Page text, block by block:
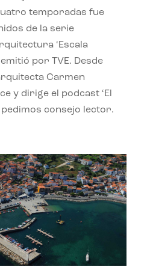
temporadas fue
de la serie
‘Escala
emitió por TVE. Desde
Carmen
y dirige el podcast ‘El
pedimos consejo lector.